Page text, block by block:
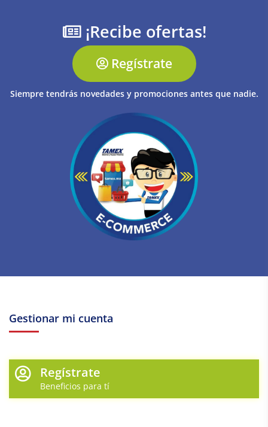
¡Recibe ofertas!
Regístrate
Siempre tendrás novedades y promociones antes que nadie.
Gestionar mi cuenta
Regístrate
Beneficios para tí